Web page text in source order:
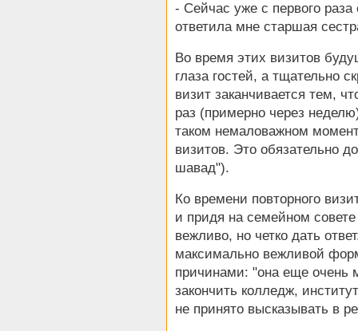
- Сейчас уже с первого
ответила мне старшая
Во время этих визитов
глаза гостей, а тщательно
визит заканчивается тем,
раз (примерно через
таком немаловажном
визитов. Это обязательно
шавад").
Ко времени повторного
и придя на семейном
вежливо, но четко дать
максимально вежливой
причинами: "она еще очень
закончить колледж,
не принято высказывать в